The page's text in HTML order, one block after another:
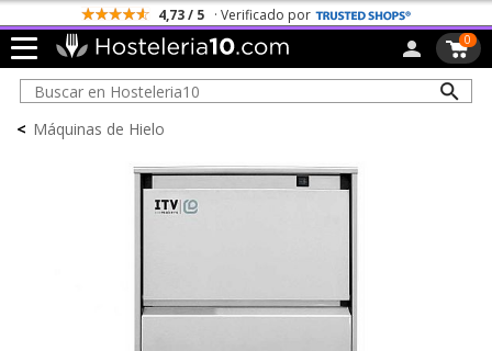
4,73 / 5 · Verificado por
0
< Máquinas de Hielo